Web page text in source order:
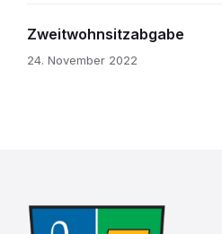
Zweitwohnsitzabgabe
24. November 2022